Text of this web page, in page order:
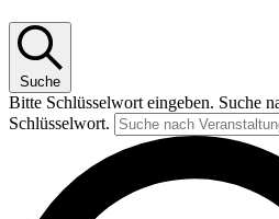
Suche
Bitte Schlüsselwort eingeben. Suche
Schlüsselwort.